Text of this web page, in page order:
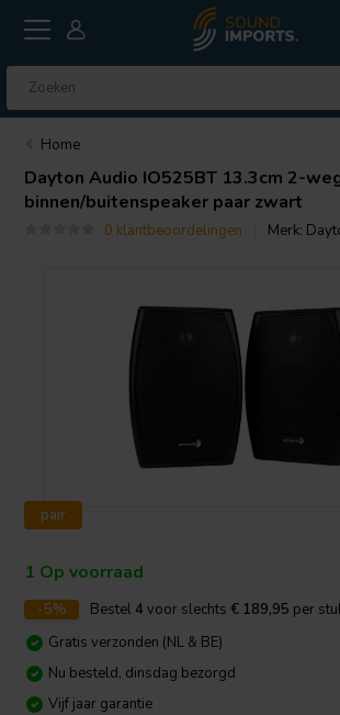
Home
Dayton Audio IO525BT 13.3cm 2-
binnen/buitenspeaker paar zwart
0 klantbeoordelingen Merk:
pair
1 Op voorraad
-5% Bestel4 voor slechts € 189,95 per
Gratis verzonden (NL & BE)
Nu besteld, dinsdag bezorgd
Vijf jaar garantie